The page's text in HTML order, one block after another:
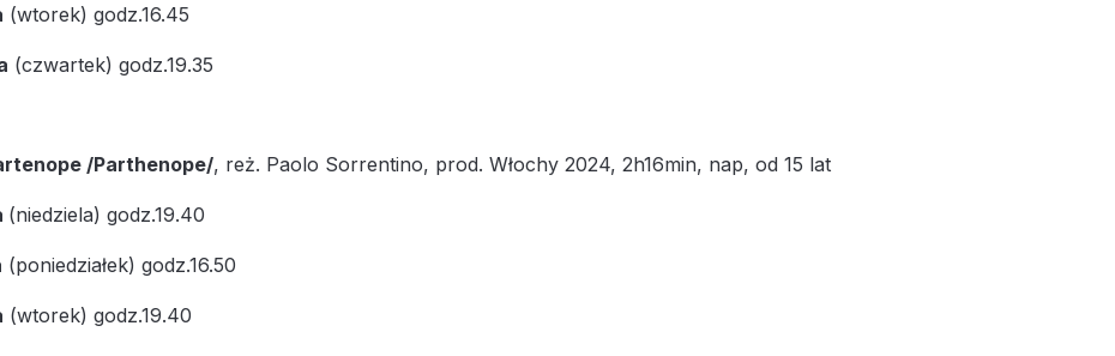
(wtorek) godz.16.45
(czwartek) godz.19.35
/Parthenope/, reż. Paolo Sorrentino, prod. Włochy 2024, 2h16min, nap, od 15 lat
(niedziela) godz.19.40
(poniedziałek) godz.16.50
(wtorek) godz.19.40